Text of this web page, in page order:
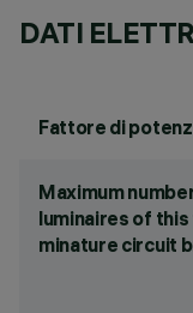
DATI
Fattore di
Maximum
luminaires of
minature circuit